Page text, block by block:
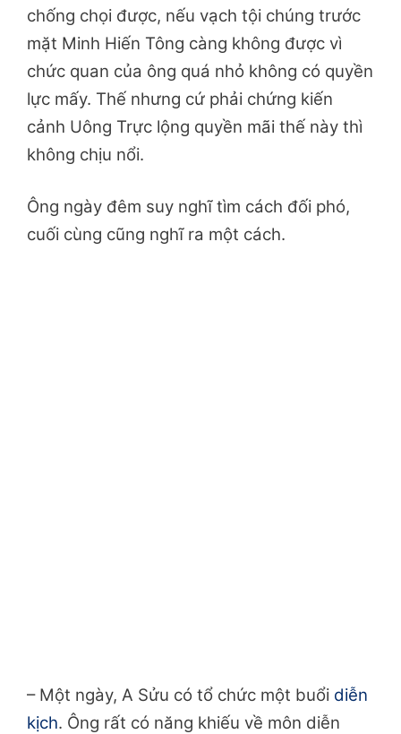
chống chọi được, nếu vạch tội chúng trước
mặt Minh Hiến Tông càng không được vì
chức quan của ông quá nhỏ không có quyền
lực mấy. Thế nhưng cứ phải chứng kiến
cảnh Uông Trực lộng quyền mãi thế này thì
không chịu nổi.
Ông ngày đêm suy nghĩ tìm cách đối phó,
cuối cùng cũng nghĩ ra một cách.
– Một ngày, A Sửu có tổ chức một buổi diễn
kịch. Ông rất có năng khiếu về môn diễn